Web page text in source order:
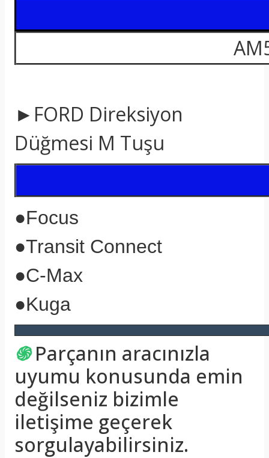
►FORD Direksiyon
Düğmesi M Tuşu
●Focus
●Transit Connect
●C-Max
●Kuga
֍ Parçanın aracınızla
uyumu konusunda emin
değilseniz bizimle
iletişime geçerek
sorgulayabilirsiniz.